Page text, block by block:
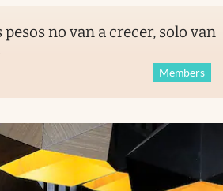
pesos no van a crecer, solo van
Members